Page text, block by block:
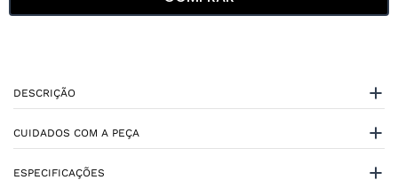
DESCRIÇÃO
CUIDADOS COM A PEÇA
ESPECIFICAÇÕES